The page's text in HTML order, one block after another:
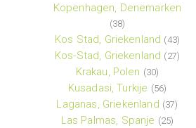
Kopenhagen, Denemarken
(38)
Kos Stad, Griekenland (43)
Kos-Stad, Griekenland (27)
Krakau, Polen (30)
Kusadasi, Turkije (56)
Laganas, Griekenland (37)
Las Palmas, Spanje (25)